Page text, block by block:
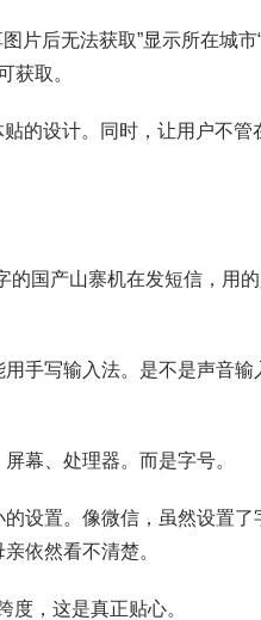
片后无法获取”显示所在城市
获取。
的设计。同时，让用户不管
国产山寨机在发短信，用
手写输入法。是不是声音输
幕、处理器。而是字号。
设置。像微信，虽然设置了
依然看不清楚。
，这是真正贴心。